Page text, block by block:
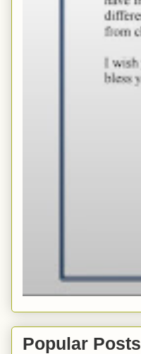
Popular Posts